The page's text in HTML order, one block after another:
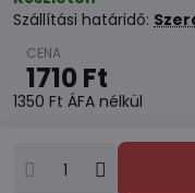
Szállítási határidő:
1710 Ft
1350 Ft ÁFA nélkül